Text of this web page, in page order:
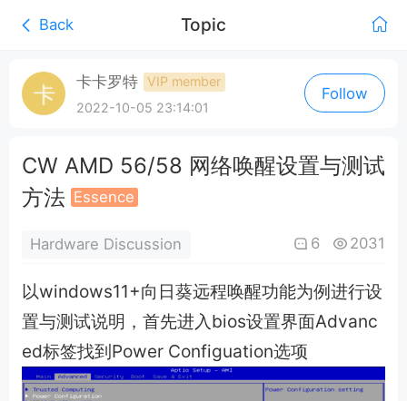
Back Topic
0:00
0:00
卡卡罗特
VIP member
2022-10-05 23:14:01
Follow
CW AMD 56/58 网络唤醒设置与测试
方法 Essence
Hardware Discussion 6 2031
以windows11+向日葵远程唤醒功能为例进行设
置与测试说明，首先进入bios设置界面Advanc
ed标签找到Power Configuation选项